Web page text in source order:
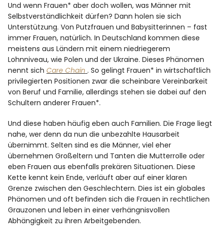
Und wenn Frauen* aber doch wollen, was Männer mit
Selbstverständlichkeit dürfen? Dann holen sie sich
Unterstützung. Von Putzfrauen und Babysitterinnen – fast
immer Frauen, natürlich. In Deutschland kommen diese
meistens aus Ländern mit einem niedriegerem
Lohnniveau, wie Polen und der Ukraine. Dieses Phänomen
nennt sichCare Chain . So gelingt Frauen* in wirtschaftlich
privilegierten Positionen zwar die scheinbare Vereinbarkeit
von Beruf und Familie, allerdings stehen sie dabei auf den
Schultern anderer Frauen*.
Und diese haben häufig eben auch Familien. Die Frage liegt
nahe, wer denn da nun die unbezahlte Hausarbeit
übernimmt. Selten sind es die Männer, viel eher
übernehmen Großeltern und Tanten die Mutterrolle oder
eben Frauen aus ebenfalls prekären Situationen. Diese
Kette kennt kein Ende, verläuft aber auf einer klaren
Grenze zwischen den Geschlechtern. Dies ist ein globales
Phänomen und oft befinden sich die Frauen in rechtlichen
Grauzonen und leben in einer verhängnisvollen
Abhängigkeit zu ihren Arbeitgebenden.